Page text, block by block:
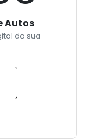
Autos
da sua